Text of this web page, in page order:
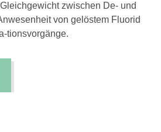
zwischen De- und
von gelöstem Fluorid
tionsvorgänge.